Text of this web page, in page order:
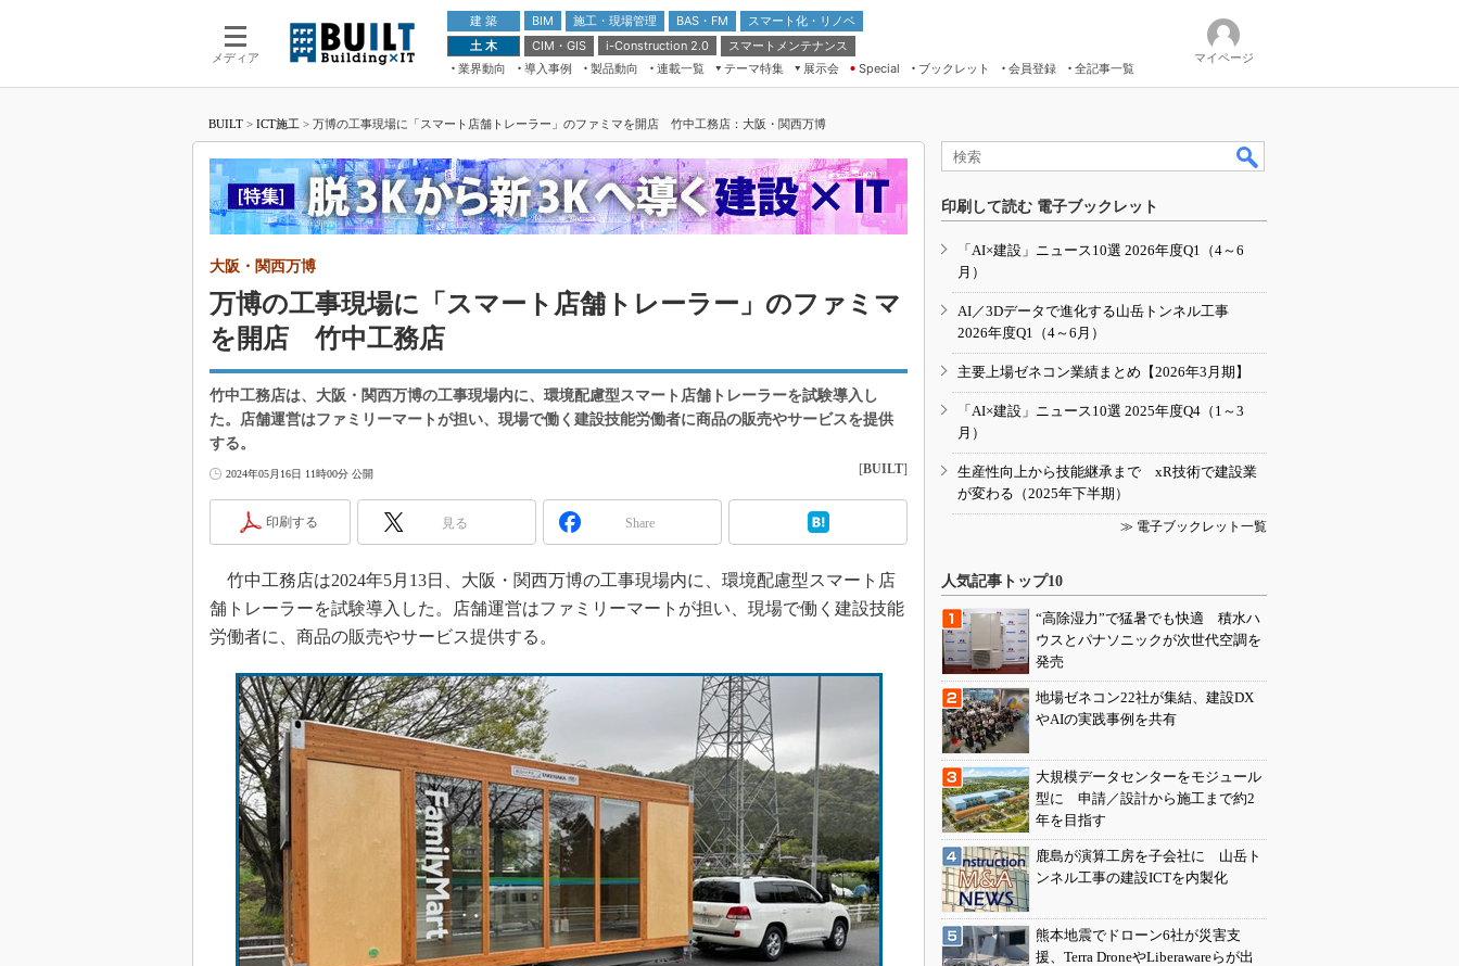
メディア
建 築 BIM 施工・現場管理 BAS・FM
スマート化・リノベ
土 木
CIM・GIS i-Construction 2.0
スマートメンテナンス
業界動向
導入事例 製品動向 連載一覧
テーマ特集
ドローンがもたらす建設業界の“ゲー
ムチェンジ” Ver.2.0
脱3Kから新3Kへ導く建設×IT
“Society5.0”時代のスマートビル
展示会
第8回 国際 建設・測量展
（CSPI2026）
第10回 JAPAN BUILD TOKYO－建
築・土木・不動産の先端技術展－
2020
2019
IGAS2018
Special ブックレット 会員登録 全記事一覧
マイページ
BUILT > ICT施工 > 万博の工事現場に「スマート店舗トレーラー」のファミマを開店 竹中工務店：大阪・関西万博
万博の工事現場に「スマート店舗トレーラー」のファミマ
を開店 竹中工務店
大阪・関西万博
竹中工務店は、大阪・関西万博の工事現場内に、環境配慮型スマート店舗トレーラーを試験導入し
た。店舗運営はファミリーマートが担い、現場で働く建設技能労働者に商品の販売やサービスを提供
する。
2024年05月16日 11時00分 公開 [BUILT]
印刷する 見る Share
竹中工務店は2024年5月13日、大阪・関西万博の工事現場内に、環境配慮型スマート店
舗トレーラーを試験導入した。店舗運営はファミリーマートが担い、現場で働く建設技能
労働者に、商品の販売やサービス提供する。
印刷して読む 電子ブックレット
「AI×建設」ニュース10選 2026年度Q1（4～6
月）
AI／3Dデータで進化する山岳トンネル工事
2026年度Q1（4～6月）
主要上場ゼネコン業績まとめ【2026年3月期】
「AI×建設」ニュース10選 2025年度Q4（1～3
月）
生産性向上から技能継承まで xR技術で建設業
が変わる（2025年下半期）
≫ 電子ブックレット一覧
人気記事トップ10
“高除湿力”で猛暑でも快適 積水ハ
ウスとパナソニックが次世代空調を
発売
地場ゼネコン22社が集結、建設DX
やAIの実践事例を共有
大規模データセンターをモジュール
型に 申請／設計から施工まで約2
年を目指す
鹿島が演算工房を子会社に 山岳ト
ンネル工事の建設ICTを内製化
熊本地震でドローン6社が災害支
援、Terra DroneやLiberawareらが出